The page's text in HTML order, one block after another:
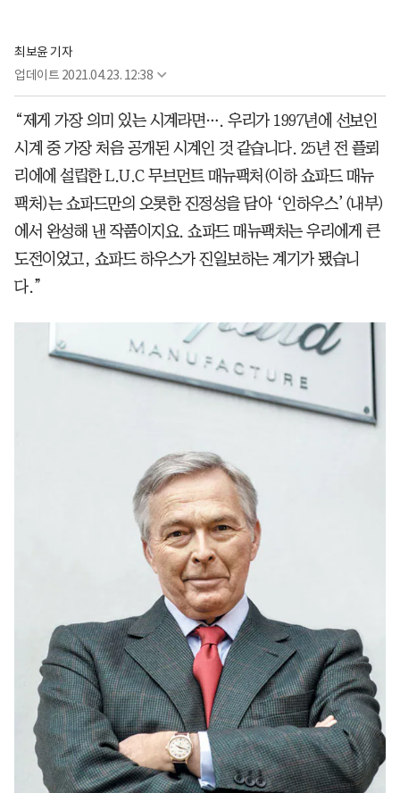
최보윤 기자
업데이트 2021.04.23. 12:38
“제게 가장 의미 있는 시계라면…. 우리가 1997년에 선보인
시계 중 가장 처음 공개된 시계인 것 같습니다. 25년 전 플뢰
리에에 설립한 L.U.C 무브먼트 매뉴팩처(이하 쇼파드 매뉴
팩처)는 쇼파드만의 오롯한 진정성을 담아 ‘인하우스’(내부)
에서 완성해 낸 작품이지요. 쇼파드 매뉴팩처는 우리에게 큰
도전이었고, 쇼파드 하우스가 진일보하는 계기가 됐습니
다.”